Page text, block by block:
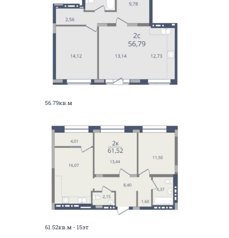
56.79кв.м
61.52кв.м - 15эт